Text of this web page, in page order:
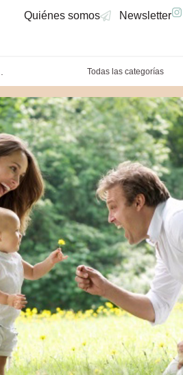
Quiénes somos Newsletter
Todas las categorías